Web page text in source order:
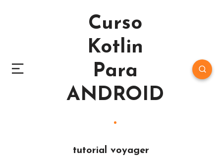
Curso
Kotlin
Para
ANDROID
tutorial voyager